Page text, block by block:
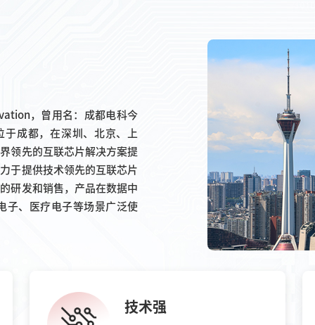
，曾用名：成都电科今
成都，在深圳、北京、上
领先的互联芯片解决方案提
于提供技术领先的互联芯片
研发和销售，产品在数据中
子、医疗电子等场景广泛使
技术强